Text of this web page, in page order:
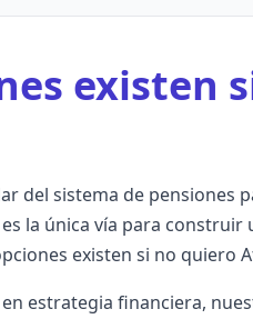
existen
del sistema de pensiones
la única vía para
existen si no quiero
estrategia financiera,